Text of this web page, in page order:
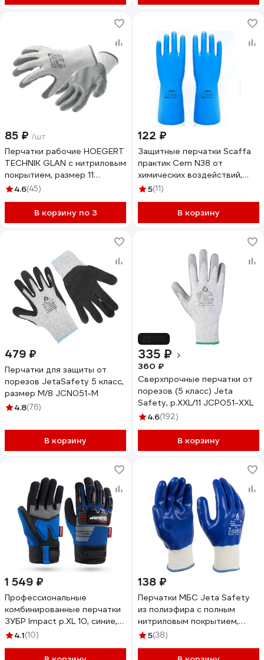
85 ₽ /шт
Перчатки рабочие HOEGERT
TECHNIK GLAN с нитриловым
покрытием, размер 11
HT5K754-11-W
4.6(45)
В корзину по 3
122 ₽
Защитные перчатки Scaffa
практик Cem N38 от
химических воздействий,
размер 10 00-01017723
5(11)
В корзину
479 ₽
Перчатки для защиты от
порезов JetaSafety 5 класс,
размер M/8 JCN051-M
4.8(76)
В корзину
335 ₽
360 ₽
Сверхпрочные перчатки от
порезов (5 класс) Jeta
Safety, р.XXL/11 JCP051-XXL
4.6(192)
В корзину
1 549 ₽
Профессиональные
комбинированные перчатки
ЗУБР Impact р.XL 10, синие,
антивибрационные,
Профессионал 11476-XL
4.1(10)
138 ₽
Перчатки МБС Jeta Safety
из полиэфира с полным
нитриловым покрытием,
р.9/L, JN-019-L
5(38)